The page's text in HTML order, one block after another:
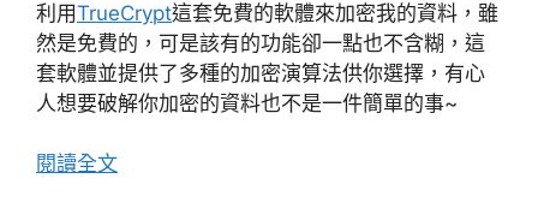
利用TrueCrypt這套免費的軟體來加密我的資料，雖
然是免費的，可是該有的功能卻一點也不含糊，這
套軟體並提供了多種的加密演算法供你選擇，有心
人想要破解你加密的資料也不是一件簡單的事~
閱讀全文